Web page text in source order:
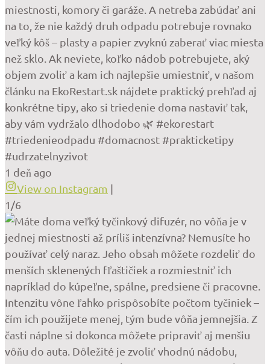
miestnosti, komory či garáže. A netreba zabúdať ani
na to, že nie každý druh odpadu potrebuje rovnako
veľký kôš – plasty a papier zvyknú zaberať viac miesta
než sklo. Ak neviete, koľko nádob potrebujete, aký
objem zvoliť a kam ich najlepšie umiestniť, v našom
článku na EkoRestart.sk nájdete praktický prehľad aj
konkrétne tipy, ako si triedenie doma nastaviť tak,
aby vám vydržalo dlhodobo 🌿 #ekorestart
#triedenieodpadu #domacnost #prakticketipy
#udrzatelnyzivot
1 deň ago
View on Instagram |
1/6